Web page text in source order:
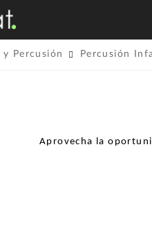
y Percusión Percusión
Aprovecha la